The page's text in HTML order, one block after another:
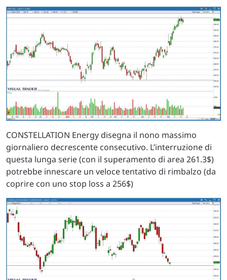
CONSTELLATION Energy disegna il nono massimo
giornaliero decrescente consecutivo. L’interruzione di
questa lunga serie (con il superamento di area 261.3$)
potrebbe innescare un veloce tentativo di rimbalzo (da
coprire con uno stop loss a 256$)